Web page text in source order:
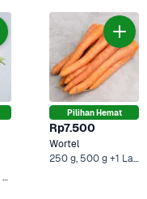
250 g, Bundle 2 x 250 gr
Pilihan Hemat
Rp7.500
Wortel
250 g, 500 g +1 Lainnya